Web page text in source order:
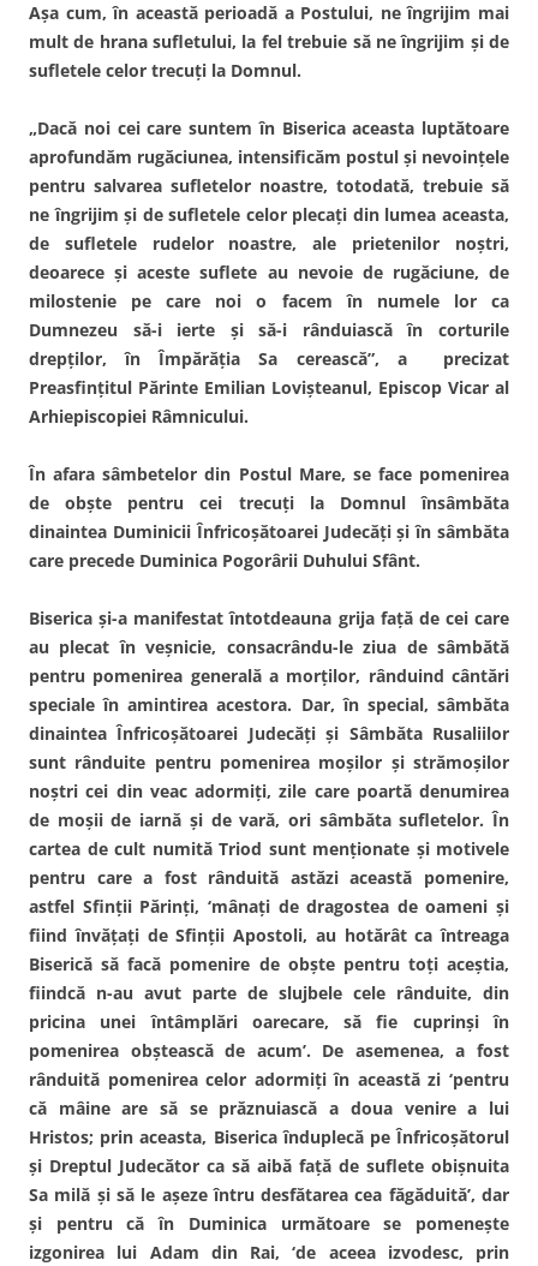
Aşa cum, în această perioadă a Postului, ne îngrijim mai
mult de hrana sufletului, la fel trebuie să ne îngrijim şi de
sufletele celor trecuţi la Domnul.
„Dacă noi cei care suntem în Biserica aceasta luptătoare
aprofundăm rugăciunea, intensificăm postul şi nevoinţele
pentru salvarea sufletelor noastre, totodată, trebuie să
ne îngrijim şi de sufletele celor plecaţi din lumea aceasta,
de sufletele rudelor noastre, ale prietenilor noştri,
deoarece şi aceste suflete au nevoie de rugăciune, de
milostenie pe care noi o facem în numele lor ca
Dumnezeu să-i ierte şi să-i rânduiască în corturile
drepţilor, în Împărăţia Sa cerească”, a precizat
Preasfinţitul Părinte Emilian Lovişteanul, Episcop Vicar al
Arhiepiscopiei Râmnicului.
În afara sâmbetelor din Postul Mare, se face pomenirea
de obşte pentru cei trecuţi la Domnul însâmbăta
dinaintea Duminicii Înfricoşătoarei Judecăţi şi în sâmbăta
care precede Duminica Pogorârii Duhului Sfânt.
Biserica şi-a manifestat întotdeauna grija faţă de cei care
au plecat în veşnicie, consacrându-le ziua de sâmbătă
pentru pomenirea generală a morţilor, rânduind cântări
speciale în amintirea acestora. Dar, în special, sâmbăta
dinaintea Înfricoşătoarei Judecăţi şi Sâmbăta Rusaliilor
sunt rânduite pentru pomenirea moşilor şi strămoşilor
noştri cei din veac adormiţi, zile care poartă denumirea
de moşii de iarnă şi de vară, ori sâmbăta sufletelor. În
cartea de cult numită Triod sunt menţionate şi motivele
pentru care a fost rânduită astăzi această pomenire,
astfel Sfinţii Părinţi, ‘mânaţi de dragostea de oameni şi
fiind învăţaţi de Sfinţii Apostoli, au hotărât ca întreaga
Biserică să facă pomenire de obşte pentru toţi aceştia,
fiindcă n-au avut parte de slujbele cele rânduite, din
pricina unei întâmplări oarecare, să fie cuprinşi în
pomenirea obştească de acum’. De asemenea, a fost
rânduită pomenirea celor adormiţi în această zi ‘pentru
că mâine are să se prăznuiască a doua venire a lui
Hristos; prin aceasta, Biserica înduplecă pe Înfricoşătorul
şi Dreptul Judecător ca să aibă faţă de suflete obişnuita
Sa milă şi să le aşeze întru desfătarea cea făgăduită’, dar
şi pentru că în Duminica următoare se pomeneşte
izgonirea lui Adam din Rai, ‘de aceea izvodesc, prin